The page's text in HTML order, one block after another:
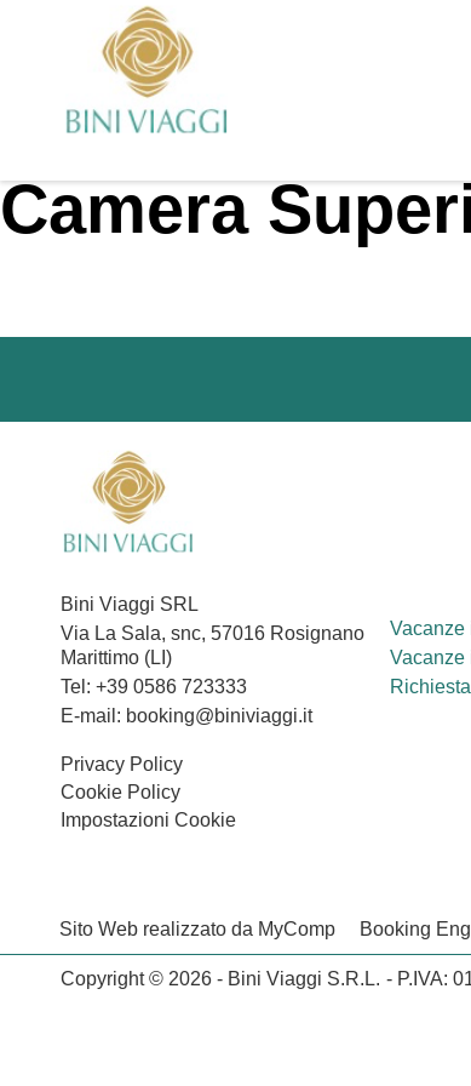
Camera
Bini Viaggi SRL
Via La Sala, snc, 57016 Rosignano
Marittimo (LI)
Tel: +39 0586 723333
E-mail: booking@biniviaggi.it
Privacy Policy
Cookie Policy
Impostazioni Cookie
Vacanze
Vacanze
Sito Web realizzato da MyComp Booking
Copyright © 2026 - Bini Viaggi S.R.L. - P.IVA: